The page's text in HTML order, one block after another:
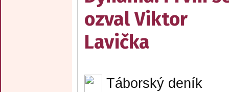
ozval Viktor
Lavička
Táborský deník